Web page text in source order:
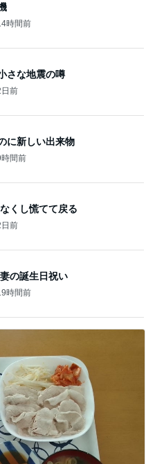
時間前
さな地震の噂
前
に新しい出来物
間前
くし慌てて戻る
前
の誕生日祝い
時間前